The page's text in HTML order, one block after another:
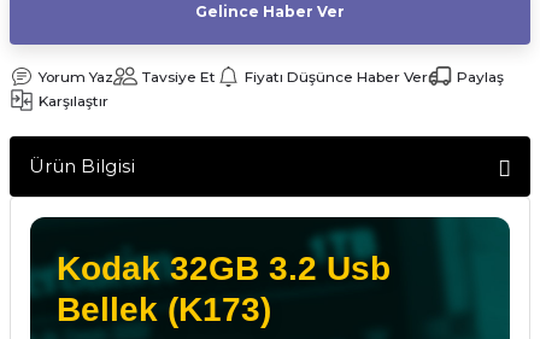
Gelince Haber Ver
Yorum Yaz Tavsiye Et Fiyatı Düşünce Haber Ver
Paylaş
Karşılaştır
Ürün Bilgisi
Kodak 32GB 3.2 Usb
Bellek (K173)